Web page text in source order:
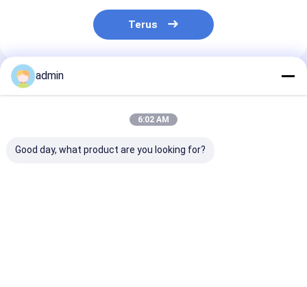
Terus
Rekomendasi Produk
admin
6:02 AM
Good day, what product are you looking for?